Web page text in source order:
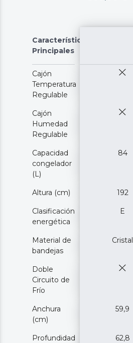
Características
Principales
Cajón
Temperatura
Regulable
Cajón
Humedad
Regulable
Capacidad
congelador
(L)
84
Altura (cm) 192
Clasificación
energética
E
Material de
bandejas
Cristal
Doble
Circuito de
Frío
Anchura
(cm)
59,9
Profundidad
62,8